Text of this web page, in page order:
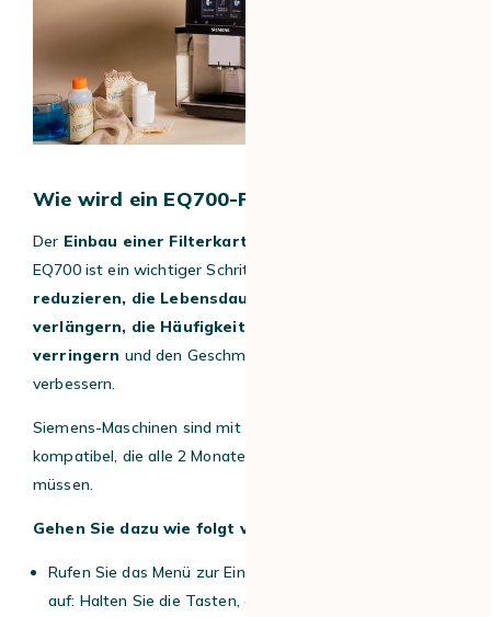
Wie wird ein EQ700-Filter installiert?
Der Einbau einer Filterkartusche
EQ700 ist ein wichtiger Schritt, um die
reduzieren, die Lebensdauer Ihrer Maschine zu
verlängern, die Häufigkeit des Entkalkens zu
verringern und den Geschmack Ihres
verbessern.
Siemens-Maschinen sind mit
kompatibel, die alle 2 Monate ausgetauscht werden
müssen.
Gehen Sie dazu wie folgt vor.
Rufen Sie das Menü zur Einstellung der Wasserhärte
auf: Halten Sie die Tasten, die drei Kaffeebohnen